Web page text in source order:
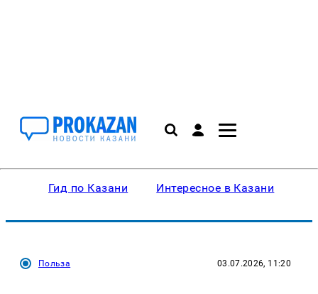
Гид по Казани Интересное в Казани
Польза 03.07.2026, 11:20